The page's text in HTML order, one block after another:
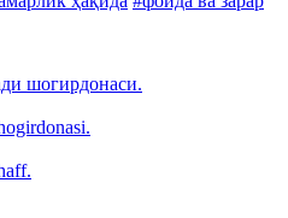
шогирдонаси.